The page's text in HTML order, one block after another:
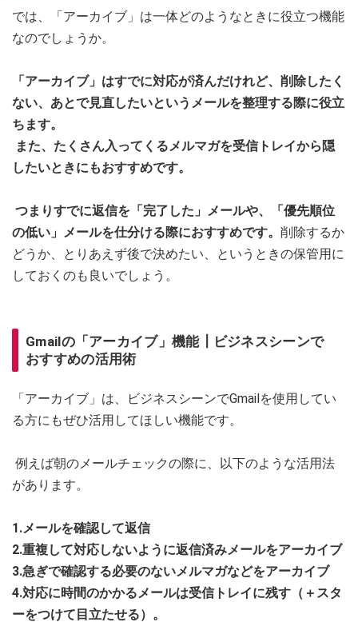
では、「アーカイブ」は一体どのようなときに役立つ機能
なのでしょうか。
「アーカイブ」はすでに対応が済んだけれど、削除したく
ない、あとで見直したいというメールを整理する際に役立
ちます。
また、たくさん入ってくるメルマガを受信トレイから隠
したいときにもおすすめです。
つまりすでに返信を「完了した」メールや、「優先順位
の低い」メールを仕分ける際におすすめです。 削除するか
どうか、とりあえず後で決めたい、というときの保管用に
しておくのも良いでしょう。
Gmailの「アーカイブ」機能┃ビジネスシーンで
おすすめの活用術
「アーカイブ」は、ビジネスシーンでGmailを使用してい
る方にもぜひ活用してほしい機能です。
例えば朝のメールチェックの際に、以下のような活用法
があります。
1.メールを確認して返信
2.重複して対応しないように返信済みメールをアーカイブ
3.急ぎで確認する必要のないメルマガなどをアーカイブ
4.対応に時間のかかるメールは受信トレイに残す（＋スタ
ーをつけて目立たせる）。